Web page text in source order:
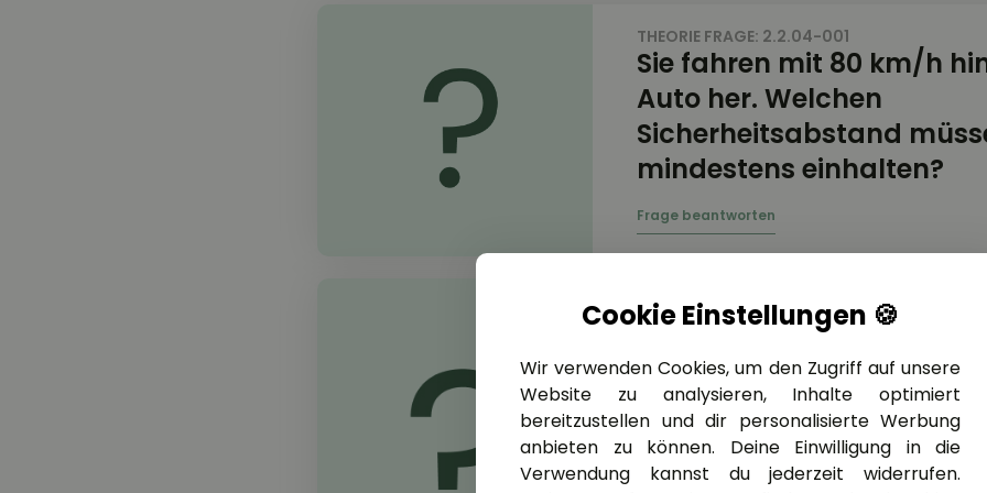
THEORIE FRAGE: 2.2.04-001
Sie fahren mit 80 km/h
Auto her. Welchen
Sicherheitsabstand
mindestens einhalten?
THEORIE FRAGE: 2.2.04-002
Sie fahren im
trockener Fahrbahn in
die sich mit einer
von 50 km/h bewegt.
Sicherheitsabstand zum
Cookie Einstellungen 🍪
Wir verwenden Cookies, um den Zugriff auf unsere
Website zu analysieren, Inhalte optimiert
bereitzustellen und dir personalisierte Werbung
anbieten zu können. Deine Einwilligung in die
Verwendung kannst du jederzeit widerrufen.